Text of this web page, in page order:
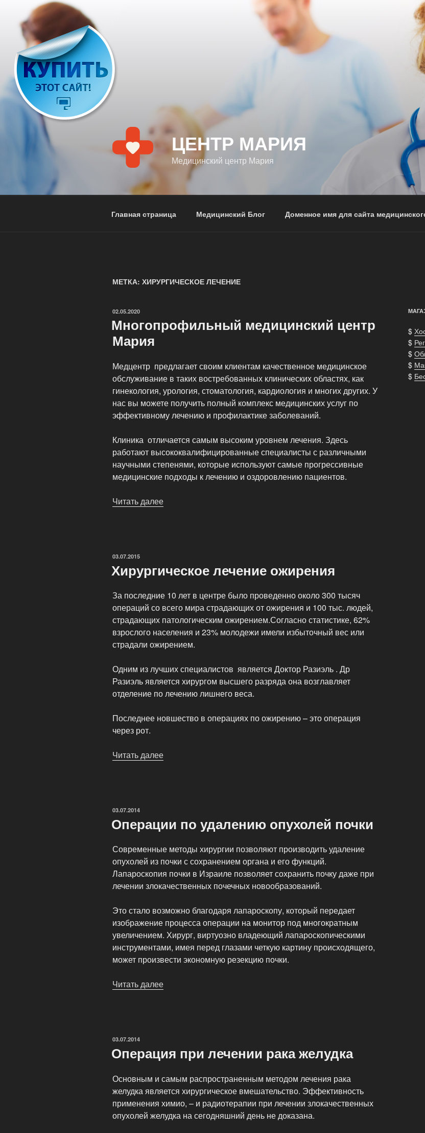
Перейти
содержимому
ЦЕНТР МАРИЯ
Медицинский центр Мария
Главная страница Медицинский Блог Доменное имя для сайта
МЕТКА: ХИРУРГИЧЕСКОЕ ЛЕЧЕНИЕ
ОПУБЛИКОВАНО
02.05.2020
Многопрофильный медицинский центр
Мария
Медцентр предлагает своим клиентам качественное медицинское
обслуживание в таких востребованных клинических областях, как
гинекология, урология, стоматология, кардиология и многих других. У
нас вы можете получить полный комплекс медицинских услуг по
эффективному лечению и профилактике заболеваний.
Клиника отличается самым высоким уровнем лечения. Здесь
работают высококвалифицированные специалисты с различными
научными степенями, которые используют самые прогрессивные
медицинские подходы к лечению и оздоровлению пациентов.
Читать далее
ОПУБЛИКОВАНО
03.07.2015
Хирургическое лечение ожирения
За последние 10 лет в центре было проведенно около 300 тысяч
операций со всего мира страдающих от ожирения и 100 тыс. людей,
страдающих патологическим ожирением.Согласно статистике, 62%
взрослого населения и 23% молодежи имели избыточный вес или
страдали ожирением.
Одним из лучших специалистов является Доктор Разиэль . Др
Разиэль является хирургом высшего разряда она возглавляет
отделение по лечению лишнего веса.
Последнее новшество в операциях по ожирению – это операция
через рот.
Читать далее
ОПУБЛИКОВАНО
03.07.2014
Операции по удалению опухолей почки
Современные методы хирургии позволяют производить удаление
опухолей из почки с сохранением органа и его функций.
Лапароскопия почки в Израиле позволяет сохранить почку даже при
лечении злокачественных почечных новообразований.
Это стало возможно благодаря лапароскопу, который передает
изображение процесса операции на монитор под многократным
увеличением. Хирург, виртуозно владеющий лапароскопическими
инструментами, имея перед глазами четкую картину происходящего,
может произвести экономную резекцию почки.
Читать далее
ОПУБЛИКОВАНО
03.07.2014
Операция при лечении рака желудка
Основным и самым распространенным методом лечения рака
желудка является хирургическое вмешательство. Эффективность
применения химио, – и радиотерапии при лечении злокачественных
опухолей желудка на сегодняшний день не доказана.
$
$
$
$
$